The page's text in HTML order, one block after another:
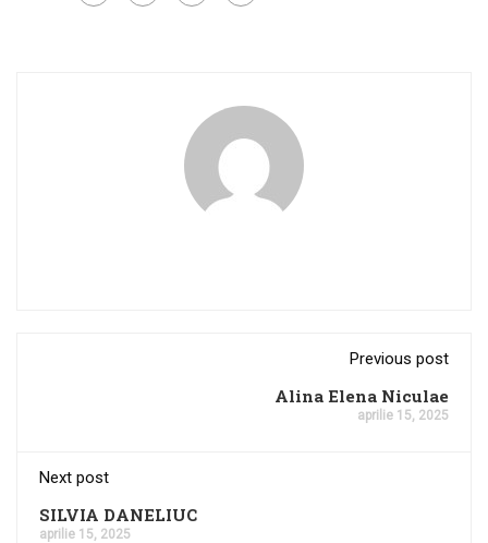
Previous post
Alina Elena Niculae
aprilie 15, 2025
Next post
SILVIA DANELIUC
aprilie 15, 2025